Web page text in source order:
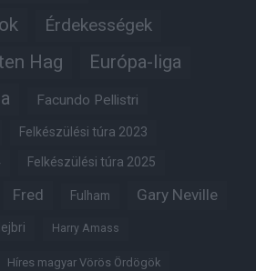
Érdekességek
Hag Európa-liga
Facundo Pellistri
Felkészülési túra 2023
Felkészülési túra 2025
Fred Fulham Gary Neville
Harry Amass
Híres magyar Vörös Ördögök